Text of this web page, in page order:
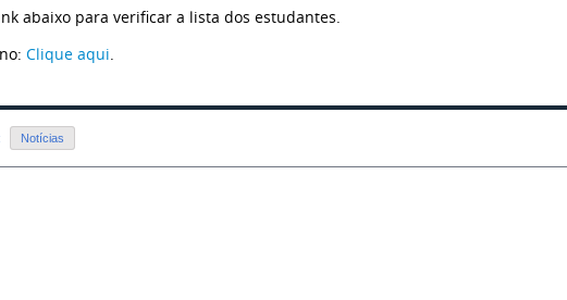
abaixo para verificar a lista dos estudantes.
Clique aqui.
Notícias